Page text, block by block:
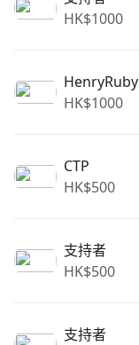
HK$1000
HenryRuby
HK$1000
CTP
HK$500
支持者
HK$500
支持者